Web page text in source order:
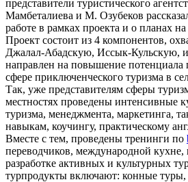
представители туристического
Мамбеталиева и М. Озубеков
работе в рамках проекта и о планах
Проект состоит из 4 компонентов,
Джалал-Абадскую, Иссык-Кульскую,
направлен на повышение потенциала
сфере приключенческого туризма в
Так, уже представителям сферы
местностях проведены интенсивные
туризма, менеджмента, маркетинга,
навыкам, коучингу, практическому
Вместе с тем, проведены тренинги по
переводчиков, международной кухне,
разработке активных и культурных
турпродукты включают: конные